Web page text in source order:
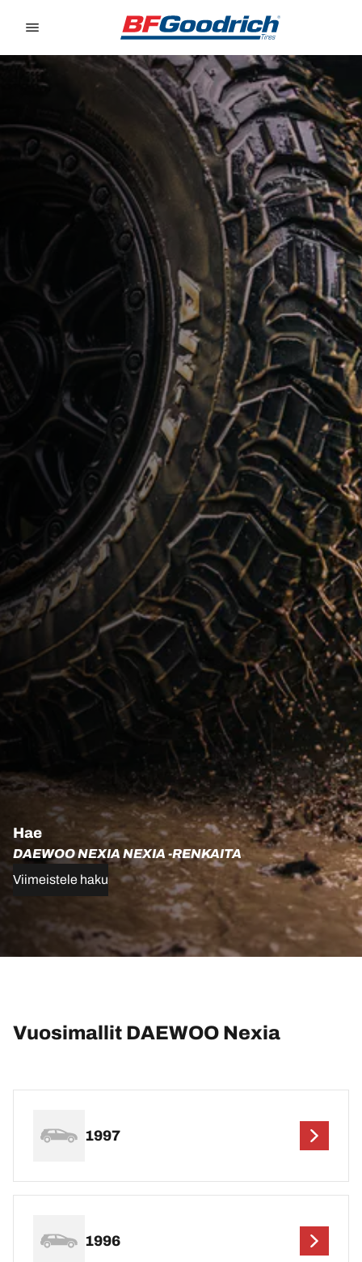
Hae
DAEWOO NEXIA NEXIA -RENKAITA
Viimeistele haku
Vuosimallit DAEWOO Nexia
1997
1996